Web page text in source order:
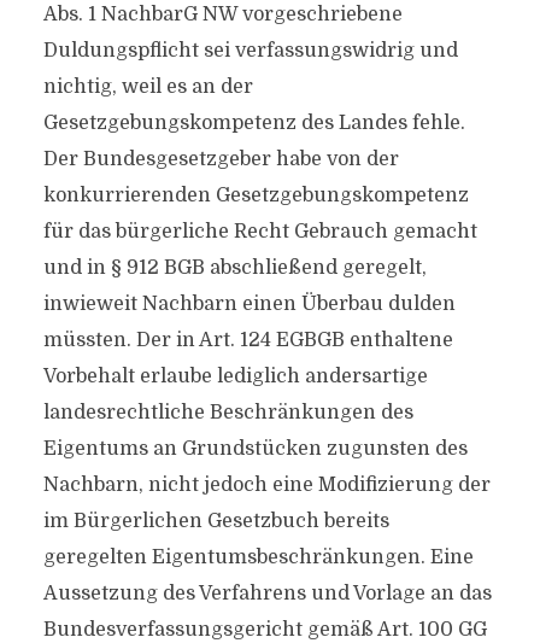
Abs. 1 NachbarG NW vorgeschriebene
Duldungspflicht sei verfassungswidrig und
nichtig, weil es an der
Gesetzgebungskompetenz des Landes fehle.
Der Bundesgesetzgeber habe von der
konkurrierenden Gesetzgebungskompetenz
für das bürgerliche Recht Gebrauch gemacht
und in § 912 BGB abschließend geregelt,
inwieweit Nachbarn einen Überbau dulden
müssten. Der in Art. 124 EGBGB enthaltene
Vorbehalt erlaube lediglich andersartige
landesrechtliche Beschränkungen des
Eigentums an Grundstücken zugunsten des
Nachbarn, nicht jedoch eine Modifizierung der
im Bürgerlichen Gesetzbuch bereits
geregelten Eigentumsbeschränkungen. Eine
Aussetzung des Verfahrens und Vorlage an das
Bundesverfassungsgericht gemäß Art. 100 GG